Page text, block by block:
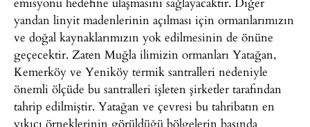
yandan linyit madenlerinin açılması için ormanlarımızın
ve doğal kaynaklarımızın yok edilmesinin de önüne
geçecektir. Zaten Muğla ilimizin ormanları Yatağan,
Kemerköy ve Yeniköy termik santralleri nedeniyle
önemli ölçüde bu santralleri işleten şirketler tarafından
tahrip edilmiştir. Yatağan ve çevresi bu tahribatın en
yıkıcı örneklerinin görüldüğü bölgelerin başında